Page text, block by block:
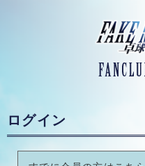
ログイン